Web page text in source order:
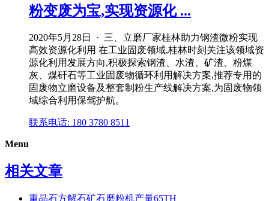
粉变废为宝,实现资源化 ...
2020年5月28日 · 三、立磨厂家桂林助力钢渣微粉实现
高效资源化利用 在工业固废领域,桂林时刻关注该领域资
源化利用发展方向,积极探索钢渣、水渣、矿渣、粉煤
灰、煤矸石等工业固废物循环利用解决方案,推荐专用的
固废物立磨设备及整套制粉生产线解决方案,为固废物领
域综合利用保驾护航。
联系电话: 180 3780 8511
Menu
相关文章
重晶石方解石矿石磨粉机产量65TH